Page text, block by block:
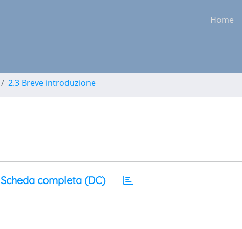
Home
2.3 Breve introduzione
Scheda completa (DC)